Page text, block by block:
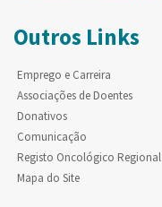
Outros Links
Emprego e Carreira
Associações de Doentes
Donativos
Comunicação
Registo Oncológico
Mapa do Site